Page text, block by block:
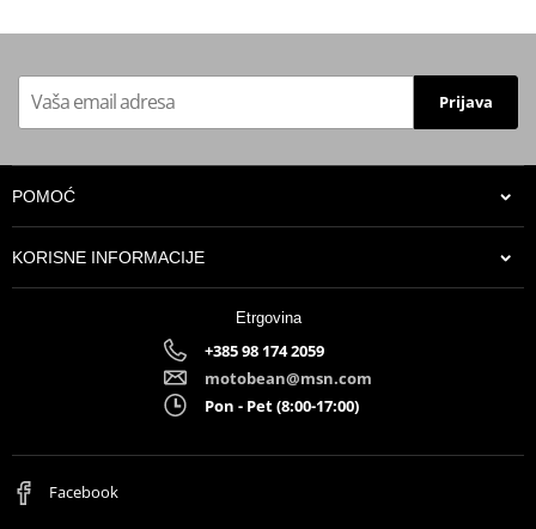
Prijava
POMOĆ
KORISNE INFORMACIJE
Etrgovina
+385 98 174 2059
motobean@msn.com
Pon - Pet (8:00-17:00)
Facebook